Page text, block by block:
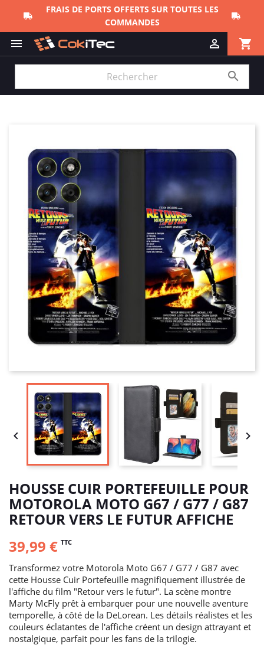
FRAIS DE PORTS OFFERTS SUR TOUTES LES
COMMANDES
 shopping_cart


 
HOUSSE CUIR PORTEFEUILLE POUR
MOTOROLA MOTO G67 / G77 / G87
RETOUR VERS LE FUTUR AFFICHE
39,99 € TTC
Transformez votre Motorola Moto G67 / G77 / G87 avec
cette Housse Cuir Portefeuille magnifiquement illustrée de
l'affiche du film "Retour vers le futur". La scène montre
Marty McFly prêt à embarquer pour une nouvelle aventure
temporelle, à côté de la DeLorean. Les détails réalistes et les
couleurs éclatantes de l'affiche créent un design attrayant et
nostalgique, parfait pour les fans de la trilogie.